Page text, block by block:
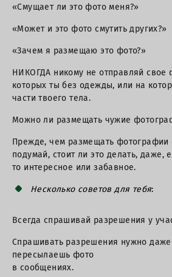
«Смущает ли это фото меня?»
«Может и это фото смутить других?»
«Зачем я размещаю это фото?»
НИКОГДА никому не отправляй свое
которых ты без одежды, или на
части твоего тела.
Можно ли размещать чужие
Прежде, чем размещать фотографии
подумай, стоит ли это делать, даже,
то интересное или забавное.
Несколько советов для тебя:
Всегда спрашивай разрешения у
Спрашивать разрешения нужно
пересылаешь фото
в сообщениях.